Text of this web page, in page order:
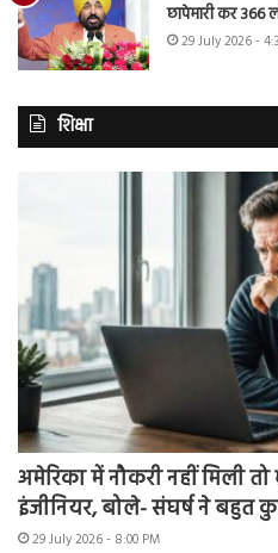
छापेमारी कर 366
29 July 2026 -
शिक्षा
अमेरिका में नौकरी नहीं मिली
इंजीनियर, बोले- संघर्ष ने बहुत
29 July 2026 - 8:00 PM